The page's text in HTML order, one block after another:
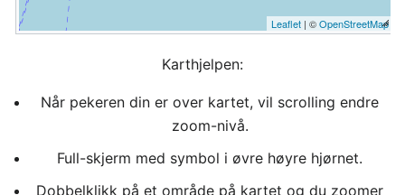
Leaflet | ©OpenStreetMap
Karthjelpen:
Når pekeren din er over kartet, vil scrolling endre
zoom-nivå.
Full-skjerm med symbol i øvre høyre hjørnet.
Dobbelklikk på et område på kartet og du zoomer